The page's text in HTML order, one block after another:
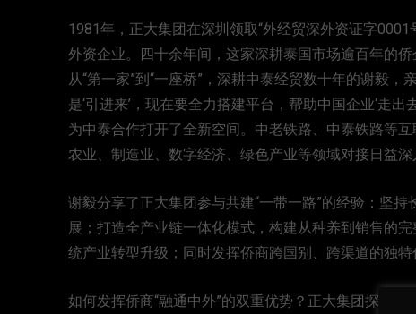
1981年，正大集团在深圳领取“外经贸深外资证字
外资企业。四十余年间，这家深耕泰国市场逾百年的
从“第一家”到“一座桥”，深耕中泰经贸数十年的谢毅
是‘引进来’，现在要全力搭建平台，帮助中国企业‘走出
为中泰合作打开了全新空间。中老铁路、中泰铁路等
农业、制造业、数字经济、绿色产业等领域对接日益深
谢毅分享了正大集团参与共建“一带一路”的经验：坚
展；打造全产业链一体化模式，构建从种养到销售的
统产业转型升级；同时发挥侨商跨国别、跨渠道的独
如何发挥侨商“融通中外”的双重优势？正大集团探索出